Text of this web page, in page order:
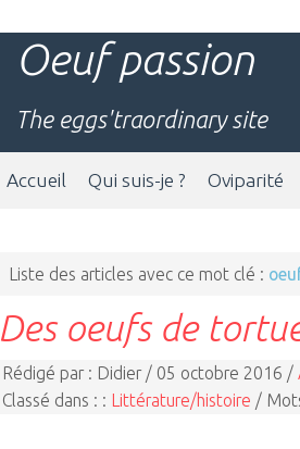
Oeuf passion
The eggs'traordinary site
Accueil Qui suis-je ? Oviparité
Liste des articles avec ce mot clé :
Des oeufs de
Rédigé par : Didier / 05 octobre 2016 /
Classé dans : : Littérature/histoire /